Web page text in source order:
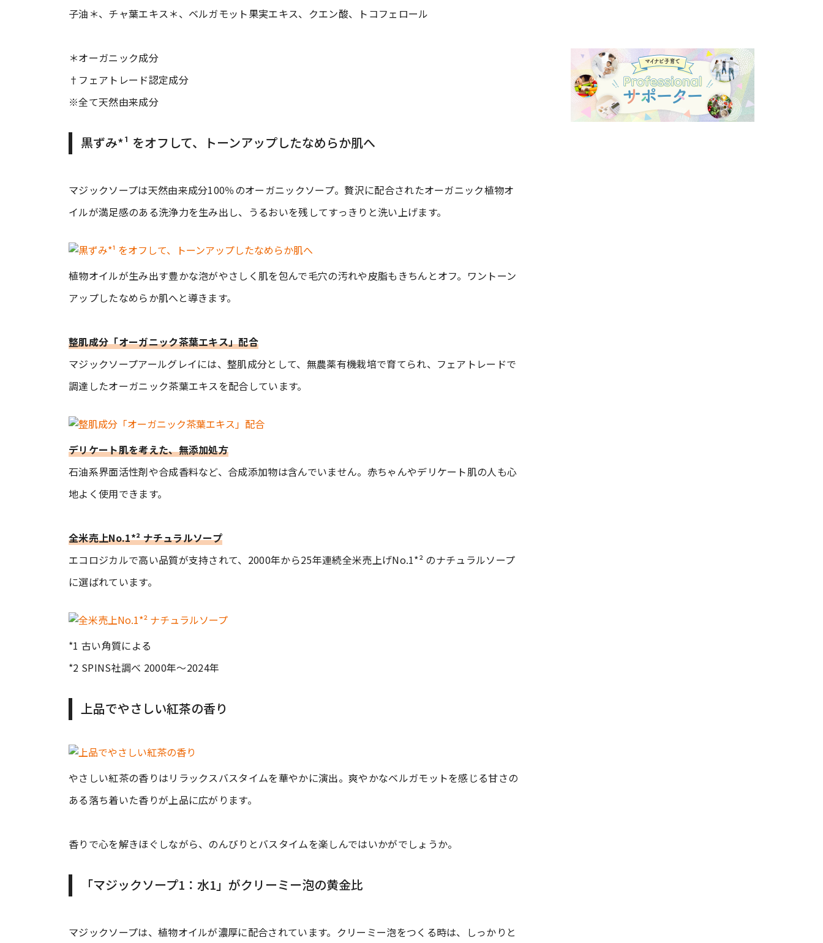
子油＊、チャ葉エキス＊、ベルガモット果実エキス、クエン酸、トコフェロール
＊オーガニック成分
†フェアトレード認定成分
※全て天然由来成分
黒ずみ*¹ をオフして、トーンアップしたなめらか肌へ
マジックソープは天然由来成分100％のオーガニックソープ。贅沢に配合されたオーガニック植物オ
イルが満足感のある洗浄力を生み出し、うるおいを残してすっきりと洗い上げます。
植物オイルが生み出す豊かな泡がやさしく肌を包んで毛穴の汚れや皮脂もきちんとオフ。ワントーン
アップしたなめらか肌へと導きます。
整肌成分「オーガニック茶葉エキス」配合
マジックソープアールグレイには、整肌成分として、無農薬有機栽培で育てられ、フェアトレードで
調達したオーガニック茶葉エキスを配合しています。
デリケート肌を考えた、無添加処方
石油系界面活性剤や合成香料など、合成添加物は含んでいません。赤ちゃんやデリケート肌の人も心
地よく使用できます。
全米売上No.1*² ナチュラルソープ
エコロジカルで高い品質が支持されて、2000年から25年連続全米売上げNo.1*² のナチュラルソープ
に選ばれています。
*1 古い角質による
*2 SPINS社調べ 2000年〜2024年
上品でやさしい紅茶の香り
やさしい紅茶の香りはリラックスバスタイムを華やかに演出。爽やかなベルガモットを感じる甘さの
ある落ち着いた香りが上品に広がります。
香りで心を解きほぐしながら、のんびりとバスタイムを楽しんではいかがでしょうか。
「マジックソープ1：水1」がクリーミー泡の黄金比
マジックソープは、植物オイルが濃厚に配合されています。クリーミー泡をつくる時は、しっかりと